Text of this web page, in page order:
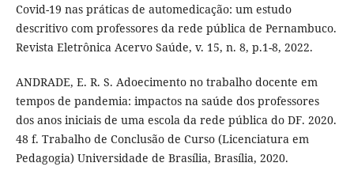
Covid-19 nas práticas de automedicação: um estudo
descritivo com professores da rede pública de Pernambuco.
Revista Eletrônica Acervo Saúde, v. 15, n. 8, p.1-8, 2022.
ANDRADE, E. R. S. Adoecimento no trabalho docente em
tempos de pandemia: impactos na saúde dos professores
dos anos iniciais de uma escola da rede pública do DF. 2020.
48 f. Trabalho de Conclusão de Curso (Licenciatura em
Pedagogia) Universidade de Brasília, Brasília, 2020.